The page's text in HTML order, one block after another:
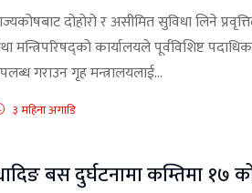
दोहोरो र असीमित सुविधा लिने
मन्त्रिपरिषद्को कार्यालयले पूर्वविशिष्ट
गराउन गृह मन्त्रालयलाई...
३ महिना अगाडि
बस दुर्घटनामा कम्तिमा १७